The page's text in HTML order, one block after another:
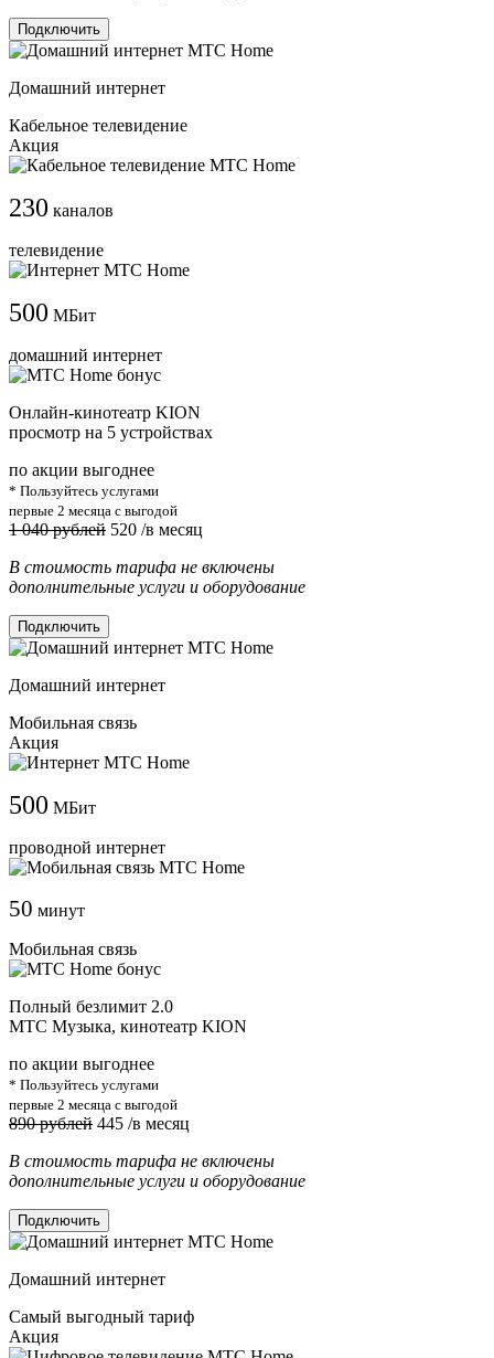
Подключить
Домашний интернет
Кабельное телевидение
Акция
230 каналов
телевидение
500 МБит
домашний интернет
Онлайн-кинотеатр KION
просмотр на 5 устройствах
по акции выгоднее
* Пользуйтесь услугами
первые 2 месяца с выгодой
1 040 рублей 520 /в месяц
В стоимость тарифа не включены
дополнительные услуги и оборудование
Подключить
Домашний интернет
Мобильная связь
Акция
500 МБит
проводной интернет
50 минут
Мобильная связь
Полный безлимит 2.0
МТС Музыка, кинотеатр KION
по акции выгоднее
* Пользуйтесь услугами
первые 2 месяца с выгодой
890 рублей 445 /в месяц
В стоимость тарифа не включены
дополнительные услуги и оборудование
Подключить
Домашний интернет
Самый выгодный тариф
Акция